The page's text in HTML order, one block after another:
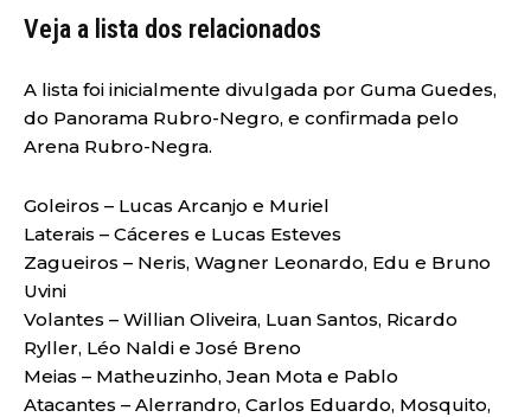
Veja a lista dos relacionados
A lista foi inicialmente divulgada por Guma Guedes,
do Panorama Rubro-Negro, e confirmada pelo
Arena Rubro-Negra.
Goleiros – Lucas Arcanjo e Muriel
Laterais – Cáceres e Lucas Esteves
Zagueiros – Neris, Wagner Leonardo, Edu e Bruno
Uvini
Volantes – Willian Oliveira, Luan Santos, Ricardo
Ryller, Léo Naldi e José Breno
Meias – Matheuzinho, Jean Mota e Pablo
Atacantes – Alerrandro, Carlos Eduardo, Mosquito,